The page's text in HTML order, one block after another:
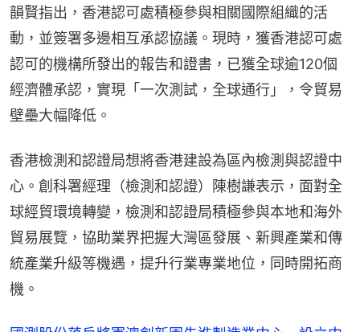
韻賢指出，香港認可處積極參與相關國際組織的活
動，並簽署多邊相互承認協議。現時，獲香港認可處
認可的機構所發出的報告和證書，已獲全球逾120個
經濟體承認，實現「一次測試，全球通行」，令貿易
壁壘大幅降低。
香港檢測和認證局想將香港建設為區內檢測與認證中
心。創科署經理（檢測和認證）陳樹謙表示，面對全
球經貿環境轉變，檢測和認證局積極參與本地和海外
貿易展覽，協助業界把握大灣區發展、新興產業和傳
統產業升級等機遇，提升行業專業地位，同時開拓商
機。